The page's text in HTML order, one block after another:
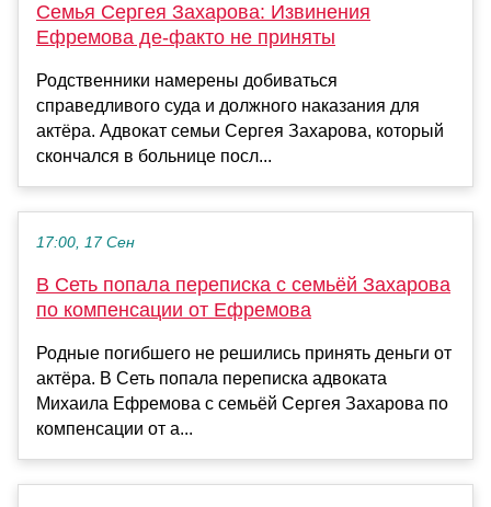
Семья Сергея Захарова: Извинения
Ефремова де-факто не приняты
Родственники намерены добиваться
справедливого суда и должного наказания для
актёра. Адвокат семьи Сергея Захарова, который
скончался в больнице посл...
17:00, 17 Сен
В Сеть попала переписка с семьёй Захарова
по компенсации от Ефремова
Родные погибшего не решились принять деньги от
актёра. В Сеть попала переписка адвоката
Михаила Ефремова с семьёй Сергея Захарова по
компенсации от а...